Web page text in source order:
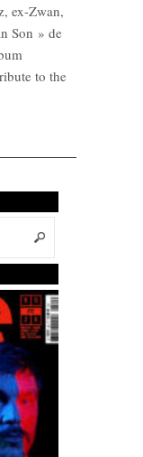
ex-Zwan,
Son » de
to the